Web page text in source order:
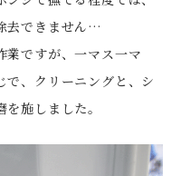
去できません…
業ですが、一マス一マ
で、クリーニングと、シ
施しました。